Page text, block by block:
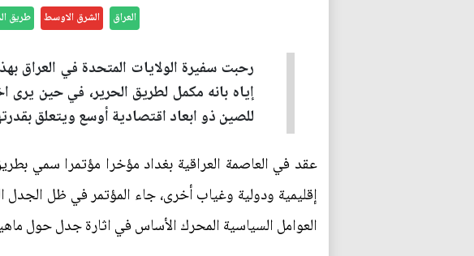
العراق الشرق الاوسط طريق
رحبت سفيرة الولايات المتحدة في العراق
إياه بانه مكمل لطريق الحرير، في حين
للصين ذو ابعاد اقتصادية أوسع ويتعلق
عقد في العاصمة العراقية بغداد مؤخرا مؤتمرا سمي
إقليمية ودولية وغياب أخرى، جاء المؤتمر في ظل الجدل
العوامل السياسية المحرك الأساس في اثارة جدل حول